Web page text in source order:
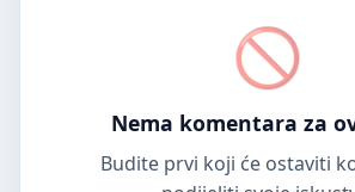
Nema komentara za
Budite prvi koji će ostaviti